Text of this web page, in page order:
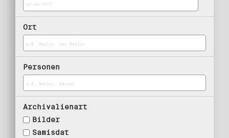
Ort
Personen
Archivalienart
Bilder
Samisdat